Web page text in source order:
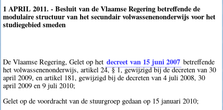
1 APRIL 2011. - Besluit van de Vlaamse Regering betreffende de
modulaire structuur van het secundair volwassenenonderwijs voor het
studiegebied smeden
De Vlaamse Regering, Gelet op het decreet van 15 juni 2007 betreffende
het volwassenenonderwijs, artikel 24, § 1, gewijzigd bij de decreten van 30
april 2009, en artikel 181, gewijzigd bij de decreten van 4 juli 2008, 30
april 2009 en 9 juli 2010;
Gelet op de voordracht van de stuurgroep gedaan op 15 januari 2010;